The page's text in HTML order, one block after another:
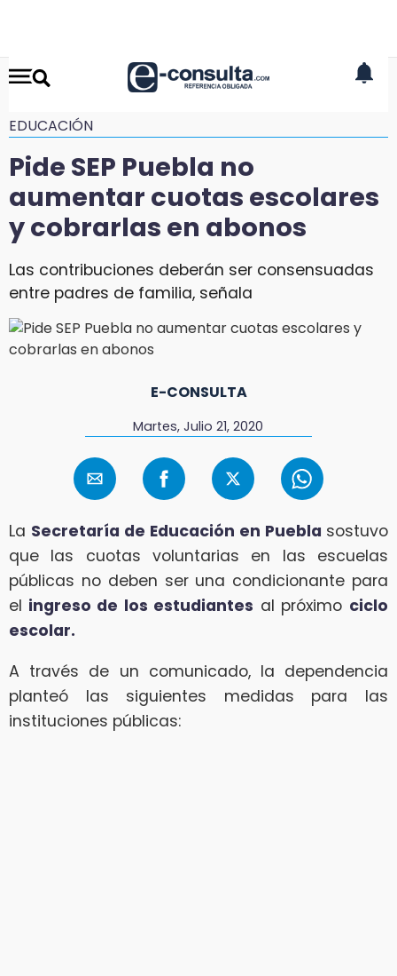
EDUCACIÓN
Pide SEP Puebla no
aumentar cuotas escolares
y cobrarlas en abonos
Las contribuciones deberán ser consensuadas
entre padres de familia, señala
E-CONSULTA
Martes, Julio 21, 2020
La Secretaría de Educación en Puebla sostuvo
que las cuotas voluntarias en las escuelas
públicas no deben ser una condicionante para
el ingreso de los estudiantes al próximo ciclo
escolar.
A través de un comunicado, la dependencia
planteó las siguientes medidas para las
instituciones públicas: